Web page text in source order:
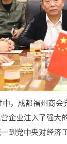
，成都福州商会
企业注入了强大
到党中央对经济